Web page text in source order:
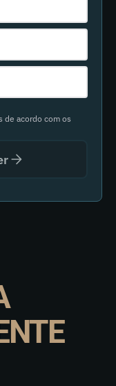
de acordo com os